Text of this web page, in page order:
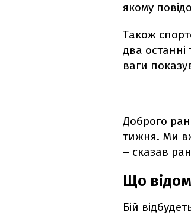
якому
Також
два
ваги
Доброго
тижня. Ми
– сказав
Що
Бій